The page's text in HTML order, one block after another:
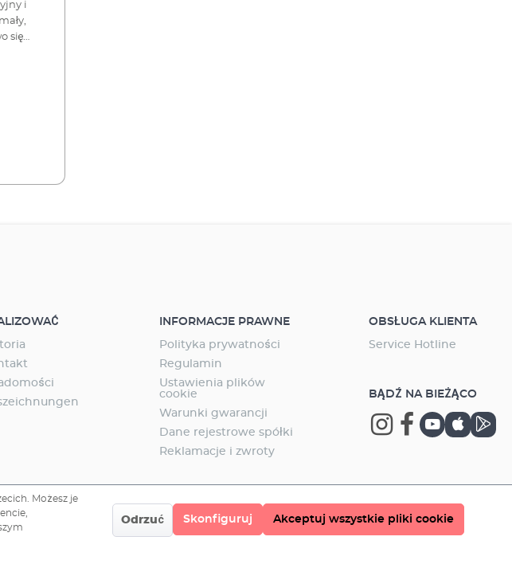
i
się
INFORMACJE PRAWNE
Polityka prywatności
Regulamin
Ustawienia plików
cookie
Warunki gwarancji
Dane rejestrowe spółki
Reklamacje i zwroty
OBSŁUGA KLIENTA
Service Hotline
BĄDŹ NA BIEŻĄCO
Możesz je
Odrzuć Skonfiguruj Akceptuj wszystkie pliki cookie